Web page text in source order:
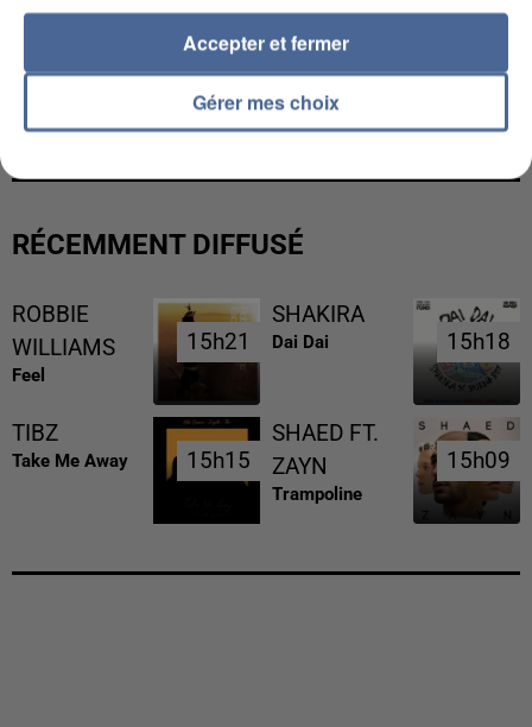
LES FRANÇAIS, FANS DE LA FLEMME
RÉCEMMENT DIFFUSÉ
ROBBIE
WILLIAMS
Feel
15h21
15h21
SHAKIRA
Dai Dai 15h18
15h18
TIBZ
Take Me Away 15h15
15h15
SHAED FT.
ZAYN
Trampoline
15h09
15h09
Gérer mes choix
Accepter et fermer